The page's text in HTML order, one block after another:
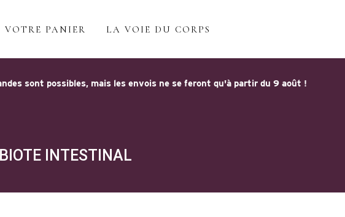
VOTRE PANIER LA VOIE DU CORPS
sont possibles, mais les envois ne se feront qu'à partir du 9 août !
INTESTINAL